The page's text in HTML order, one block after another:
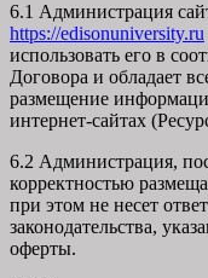
6.1 Администрация
https://edisonuniversity.ru
использовать его в
Договора и обладает
размещение
интернет-сайтах
6.2 Администрация,
корректностью
при этом не несет
законодательства,
оферты.